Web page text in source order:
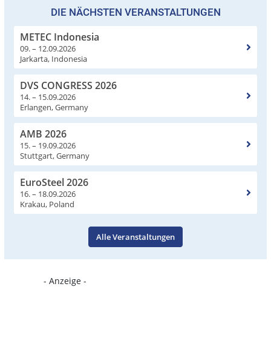
DIE NÄCHSTEN VERANSTALTUNGEN
METEC Indonesia
09. – 12.09.2026
Jarkarta, Indonesia
DVS CONGRESS 2026
14. – 15.09.2026
Erlangen, Germany
AMB 2026
15. – 19.09.2026
Stuttgart, Germany
EuroSteel 2026
16. – 18.09.2026
Krakau, Poland
Alle Veranstaltungen
- Anzeige -